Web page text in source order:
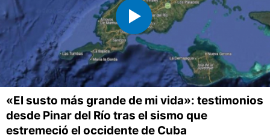
«El susto más grande de mi vida»: testimonios
desde Pinar del Río tras el sismo que
estremeció el occidente de Cuba